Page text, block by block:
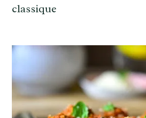
classique